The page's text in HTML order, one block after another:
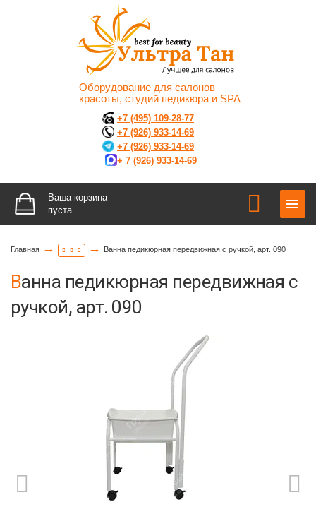
Оборудование для салонов
красоты, студий педикюра и SPA
+7 (495) 109-28-77
+7 (926) 933-14-69
+7 (926) 933-14-69
+ 7 (926) 933-14-69
Ваша корзина
пуста
Главная → → Ванна педикюрная передвижная с ручкой, арт. 090
Ванна педикюрная передвижная с
ручкой, арт. 090